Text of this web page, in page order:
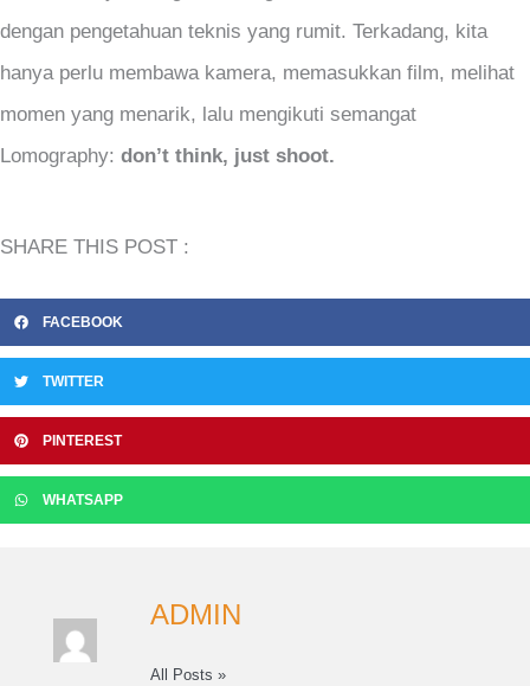
dengan pengetahuan teknis yang rumit. Terkadang, kita
hanya perlu membawa kamera, memasukkan film, melihat
momen yang menarik, lalu mengikuti semangat
Lomography: don’t think, just shoot.
SHARE THIS POST :
FACEBOOK
TWITTER
PINTEREST
WHATSAPP
ADMIN
All Posts »